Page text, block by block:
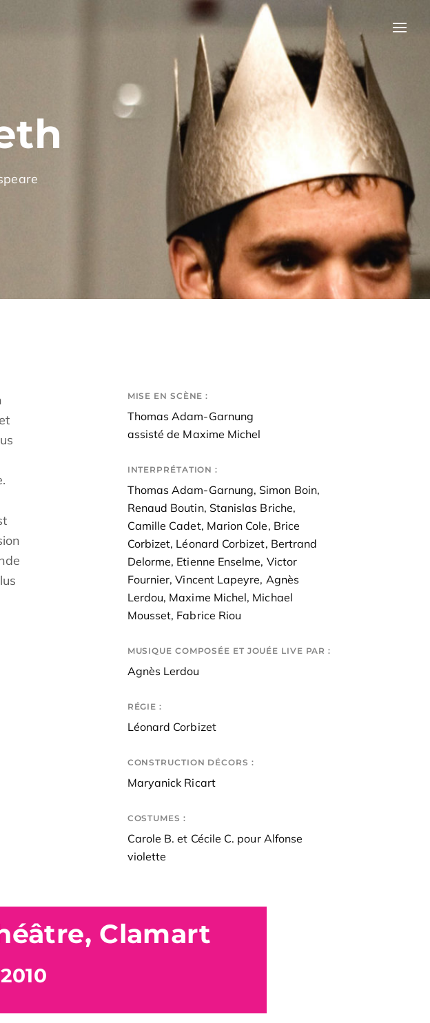
MISE EN SCÈNE :
Thomas Adam-Garnung
assisté de Maxime Michel
INTERPRÉTATION :
Thomas Adam-Garnung, Simon Boin,
Renaud Boutin, Stanislas Briche,
Camille Cadet, Marion Cole, Brice
Corbizet, Léonard Corbizet, Bertrand
Delorme, Etienne Enselme, Victor
Fournier, Vincent Lapeyre, Agnès
Lerdou, Maxime Michel, Michael
Mousset, Fabrice Riou
MUSIQUE COMPOSÉE ET JOUÉE LIVE PAR :
Agnès Lerdou
RÉGIE :
Léonard Corbizet
CONSTRUCTION DÉCORS :
Maryanick Ricart
COSTUMES :
Carole B. et Cécile C. pour Alfonse
violette
Clamart